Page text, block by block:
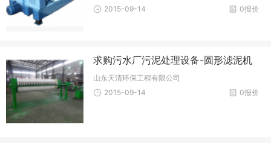
0报价
2015-09-14
求购污水厂污泥处理设备-圆形滤泥机
山东天清环保工程有限公司
0报价
2015-09-14